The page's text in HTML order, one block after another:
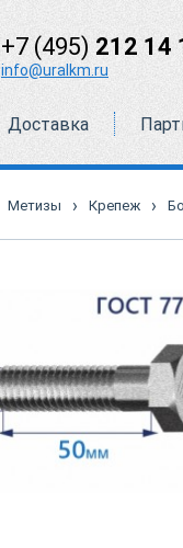
+7 (495) 212 14
info@uralkm.ru
Доставка
Метизы › Крепеж ›